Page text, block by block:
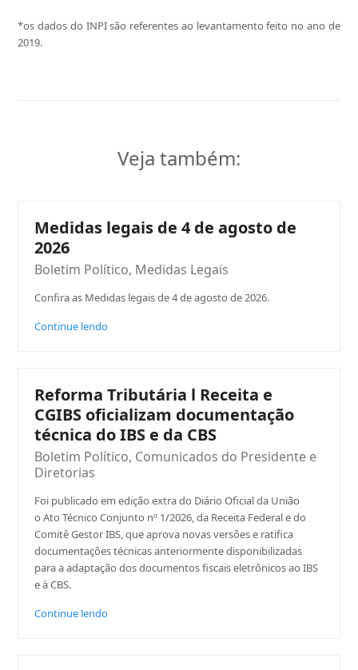
*os dados do INPI são referentes ao levantamento feito no ano de
2019.
Veja também:
Medidas legais de 4 de agosto de
2026
Boletim Político, Medidas Legais
Confira as Medidas legais de 4 de agosto de 2026.
Continue lendo
Reforma Tributária l Receita e
CGIBS oficializam documentação
técnica do IBS e da CBS
Boletim Político, Comunicados do Presidente e
Diretorias
Foi publicado em edição extra do Diário Oficial da União
o Ato Técnico Conjunto nº 1/2026, da Receita Federal e do
Comitê Gestor IBS, que aprova novas versões e ratifica
documentações técnicas anteriormente disponibilizadas
para a adaptação dos documentos fiscais eletrônicos ao IBS
e à CBS.
Continue lendo